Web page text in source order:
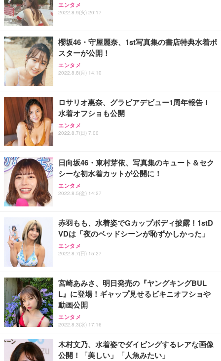
エンタメ
2022.8.9(火) 20:17
櫻坂46・守屋麗奈、1st写真集の書店特典水着ポ
スターが公開！
エンタメ
2022.8.8(月) 14:10
ロサリオ惠奈、グラビアデビュー1周年報告！
水着オフショも公開
エンタメ
2022.8.7(日) 7:00
日向坂46・東村芽依、写真集のキュート＆セク
シーな初水着カットが公開に！
エンタメ
2022.8.5(金) 14:27
赤羽もも、水着姿でGカップボディ披露！1stD
VDは「夜のベッドシーンが恥ずかしかった」
エンタメ
2022.8.7(日) 15:27
宮崎あみさ、明日発売の『ヤングキングBUL
L』に登場！ギャップ見せるビキニオフショや
動画公開
エンタメ
2022.8.3(水) 17:16
木村文乃、水着姿でダイビングするレアな画像
公開！「美しい」「人魚みたい」